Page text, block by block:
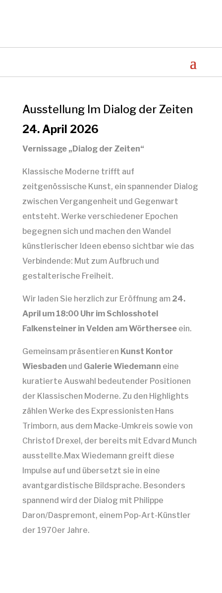
Ausstellung Im Dialog der Zeiten
24. April 2026
Vernissage „Dialog der Zeiten“
Klassische Moderne trifft auf
zeitgenössische Kunst, ein spannender Dialog
zwischen Vergangenheit und Gegenwart
entsteht. Werke verschiedener Epochen
begegnen sich und machen den Wandel
künstlerischer Ideen ebenso sichtbar wie das
Verbindende: Mut zum Aufbruch und
gestalterische Freiheit.
Wir laden Sie herzlich zur Eröffnung am 24.
April um 18:00 Uhr im Schlosshotel
Falkensteiner in Velden am Wörtherseeein.
Gemeinsam präsentieren Kunst Kontor
Wiesbaden und Galerie Wiedemann eine
kuratierte Auswahl bedeutender Positionen
der Klassischen Moderne. Zu den Highlights
zählen Werke des Expressionisten Hans
Trimborn, aus dem Macke-Umkreis sowie von
Christof Drexel, der bereits mit Edvard Munch
ausstellte.Max Wiedemann greift diese
Impulse auf und übersetzt sie in eine
avantgardistische Bildsprache. Besonders
spannend wird der Dialog mit Philippe
Daron/Daspremont, einem Pop-Art-Künstler
der 1970er Jahre.